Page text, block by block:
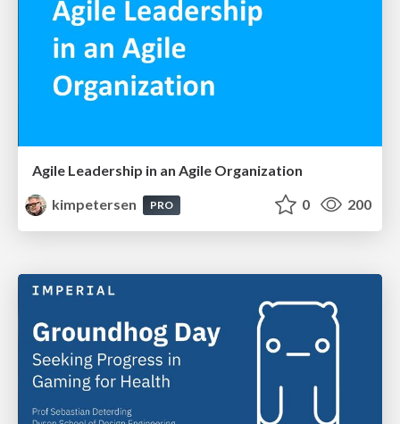
Agile Leadership in an Agile Organization
kimpetersen
PRO 0 200